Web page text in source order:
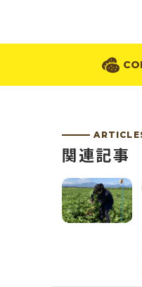
関連記事